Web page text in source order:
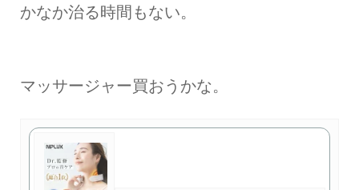
かなか治る時間もない。
マッサージャー買おうかな。